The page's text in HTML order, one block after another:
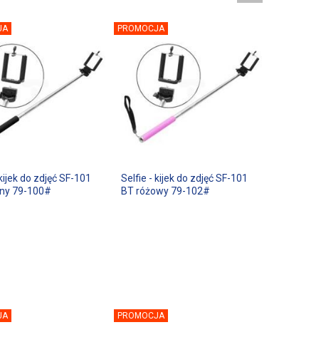
do zdjęć SF-101
79-100#
PROMOCJA
Selfie - kijek do zdjęć SF-101
BT różowy 79-102#
PROMOCJA